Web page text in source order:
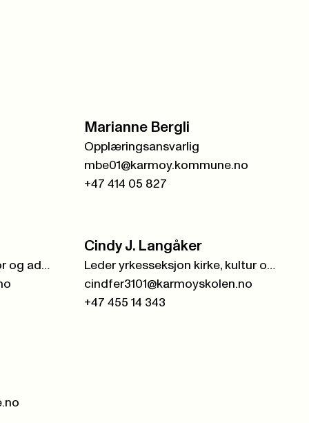
Marianne Bergli
Opplæringsansvarlig
mbe01@karmoy.kommune.no
+47 414 05 827
Leder yrkesseksjon kontor og administrasjon
Cindy J. Langåker
Leder yrkesseksjon kirke, kultur og oppvekst
cindfer3101@karmoyskolen.no
+47 455 14 343